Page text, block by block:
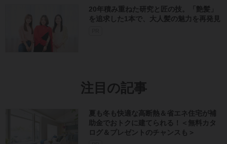
20年積み重ねた研究と匠の技。「艶髪」
を追求した1本で、大人髪の魅力を再発見
注目の記事
夏も冬も快適な高断熱＆省エネ住宅が補
助金でおトクに建てられる！＜無料カタ
ログ＆プレゼントのチャンスも＞